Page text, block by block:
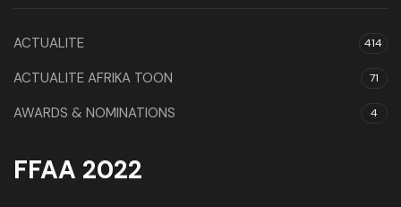
ACTUALITE 414
ACTUALITE AFRIKA TOON 71
AWARDS & NOMINATIONS 4
FFAA 2022